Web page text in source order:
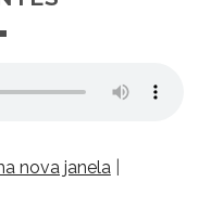
nova janela|